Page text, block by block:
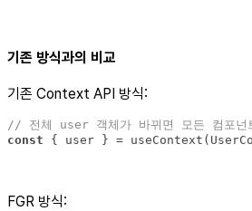
기존 방식과의 비교
기존 Context API 방식:
// 전체 user 객체가 바뀌면 모든 컴포넌
const { user } =
FGR 방식: